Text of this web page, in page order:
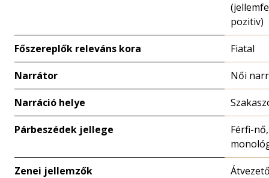
pozitiv)
Főszereplők releváns kora Fiatal
Narrátor Női
Narráció helye
Párbeszédek jellege
Férfi-
Zenei jellemzők